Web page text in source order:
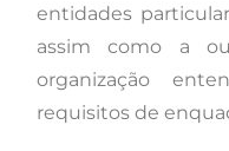
entidades
assim como a
organização
requisitos de